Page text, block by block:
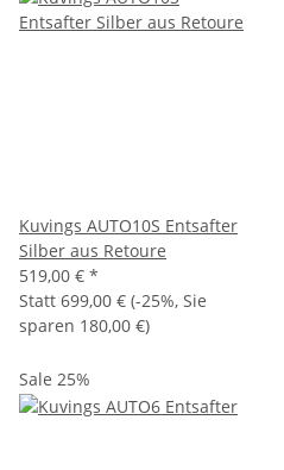
Kuvings AUTO10S Entsafter
Silber aus Retoure
519,00 € *
Statt 699,00 € (-25%, Sie
sparen 180,00 €)
Sale 25%